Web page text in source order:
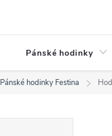
Pánské hodinky
Pánské hodinky Festina